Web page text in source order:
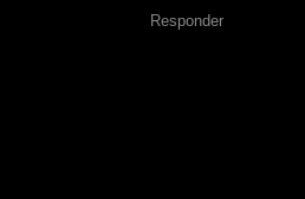
Responder